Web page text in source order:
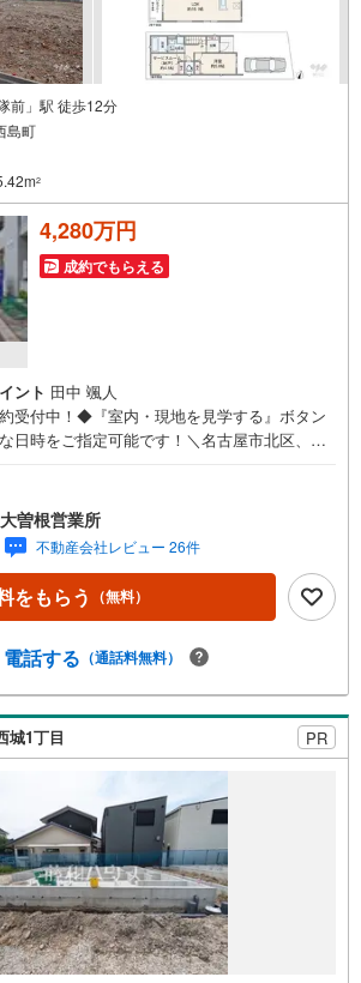
前」駅 徒歩12分
島町
2
4,280万円
成約でもらえる
ント 田中 颯人
受付中！◆『室内・現地を見学する』ボタン
日時をご指定可能です！＼名古屋市北区、守
直接のご売却依頼を数多くいただいている不
です。ネット上で分かる立地環境はもちろ
任せいただいたお客様に現地の生の声をもと
提案致します。＼平日のお住まい探しの方へ/
日にご内覧・契約など平日にお住まい探しをさ
にサービスをご用意しています。＼お仕事で忙
約頂きましたら営業時間外でのご内覧もご対応
不動産情報が共有されているので、名古屋市
他隣接エリアでもご内覧が可能です！ 【大曽
地下鉄名城線、JR中央線「大曽根」駅徒歩1分
べるキッズスペースあり○定休日ございません
曽根営業所
不動産会社レビュー 26件
をもらう （無料）
電話する （通話料無料）
城1丁目 PR